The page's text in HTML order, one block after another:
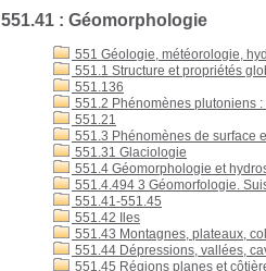
551.41 : Géomorphologie
551 Géologie, météorologie,
551.1 Structure et propriétés
551.136
551.2 Phénomènes plutoniens
551.21
551.3 Phénomènes de surface
551.31 Glaciologie
551.4 Géomorphologie et
551.4.494 3 Géomorfologie.
551.41-551.45
551.42 Iles
551.43 Montagnes, plateaux,
551.44 Dépressions, vallées,
551.45 Régions planes et